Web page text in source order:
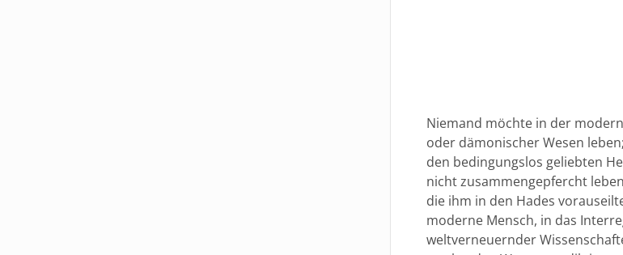
Niemand möchte in der
oder dämonischer Wesen
den bedingungslos geliebten
nicht zusammengepfercht
die ihm in den Hades
moderne Mensch, in das
weltverneuernder